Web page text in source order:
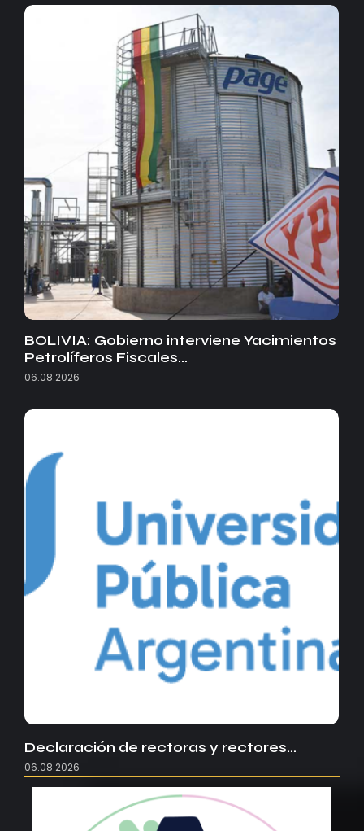
BOLIVIA: Gobierno interviene Yacimientos
Petrolíferos Fiscales…
06.08.2026
Declaración de rectoras y rectores…
06.08.2026